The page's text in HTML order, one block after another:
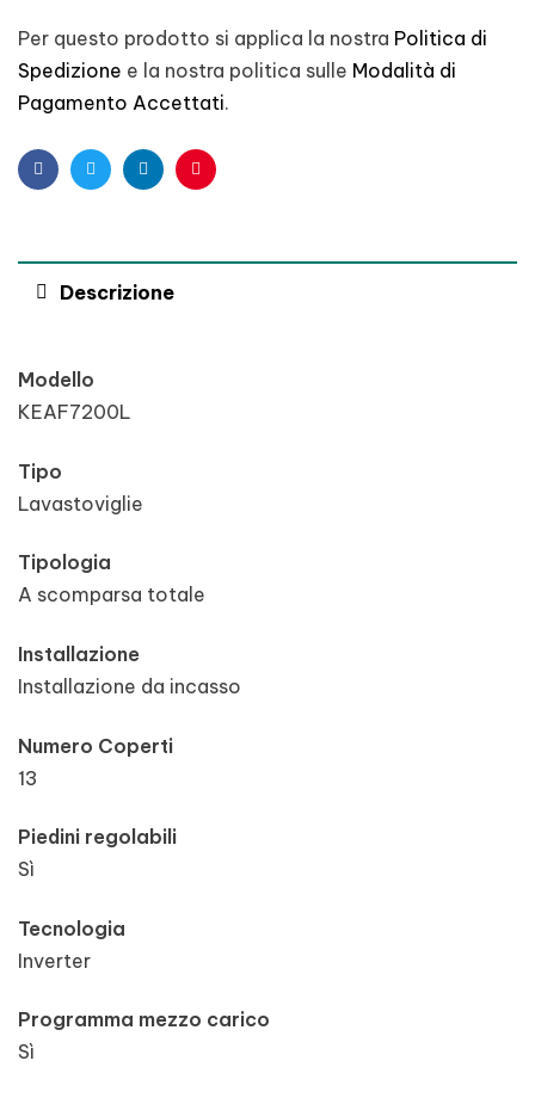
Per questo prodotto si applica la nostra Politica di
Spedizione e la nostra politica sulle Modalità di
Pagamento Accettati.
FacebookTwitterLinkedinPinterest
Descrizione
Modello
KEAF7200L
Tipo
Lavastoviglie
Tipologia
A scomparsa totale
Installazione
Installazione da incasso
Numero Coperti
13
Piedini regolabili
Sì
Tecnologia
Inverter
Programma mezzo carico
Sì